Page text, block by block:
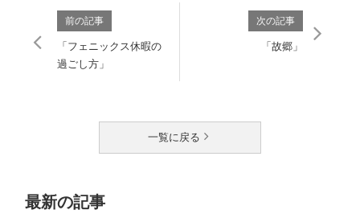
前の記事
「フェニックス休暇の
過ごし方」
次の記事
「故郷」
一覧に戻る
最新の記事